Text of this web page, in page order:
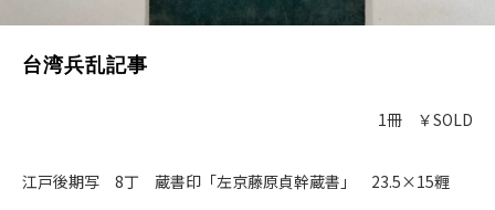
台湾兵乱記事
1冊 ￥SOLD
江戸後期写 8丁 蔵書印「左京藤原貞幹蔵書」 23.5×15糎